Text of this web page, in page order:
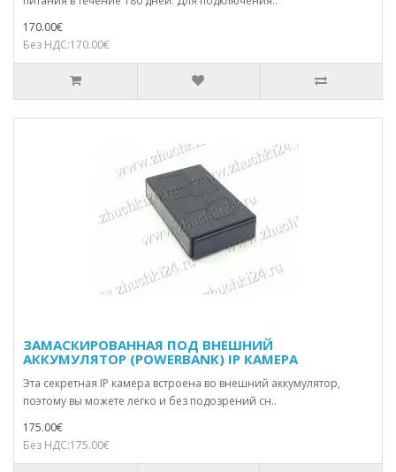
170.00€
Без НДС:170.00€
ЗАМАСКИРОВАННАЯ ПОД ВНЕШНИЙ
АККУМУЛЯТОР (POWERBANK) IP КАМЕРА
Эта секретная IP камера встроена во внешний аккумулятор,
поэтому вы можете легко и без подозрений сн..
175.00€
Без НДС:175.00€